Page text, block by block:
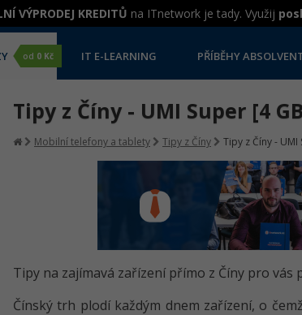
VÝPRODEJ KREDITŮ na ITnetwork je tady. Využij
od 0 Kč IT E-LEARNING PŘÍBĚHY
Tipy z Číny - UMI Super [4
Mobilní telefony a tablety Tipy z Číny Tipy z Číny - UMI
Tipy na zajímavá zařízení přímo z Číny pro
Čínský trh plodí každým dnem zařízení, o